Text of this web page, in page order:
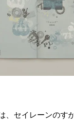
、セイレーンのす